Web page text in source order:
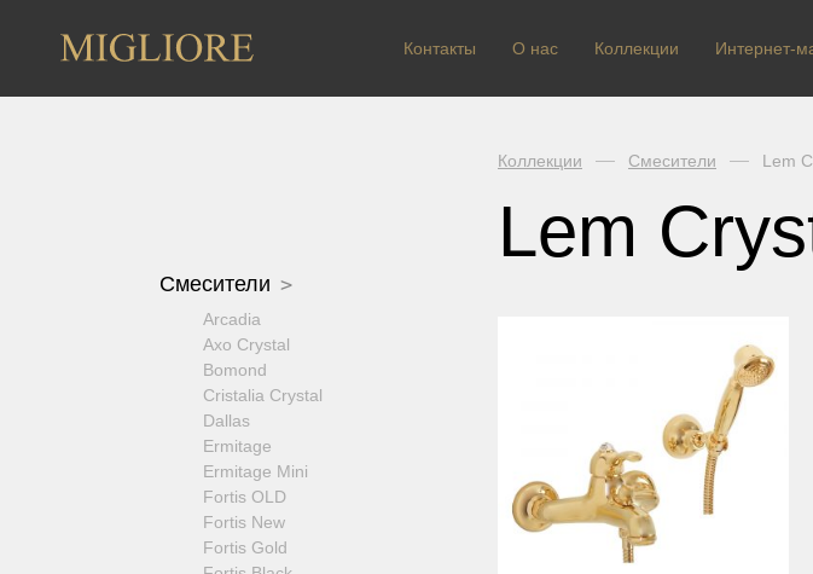
Контакты О нас Коллекции Интернет-
Смесители
Arcadia
Axo Crystal
Bomond
Cristalia Crystal
Dallas
Ermitage
Ermitage Mini
Fortis OLD
Fortis New
Fortis Gold
Коллекции Смесители Lem
Lem